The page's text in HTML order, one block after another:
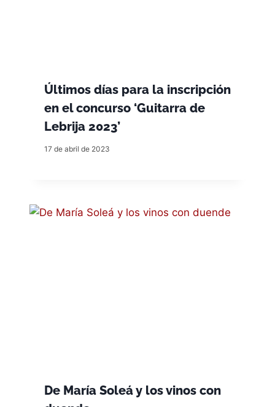
Últimos días para la inscripción
en el concurso ‘Guitarra de
Lebrija 2023’
17 de abril de 2023
De María Soleá y los vinos con